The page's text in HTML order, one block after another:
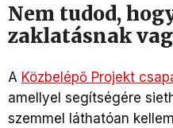
Nem tudod,
zaklatásnak
A Közbelépő Projekt
amellyel segítségére
szemmel láthatóan